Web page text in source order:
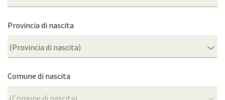
Provincia di nascita
Comune di nascita